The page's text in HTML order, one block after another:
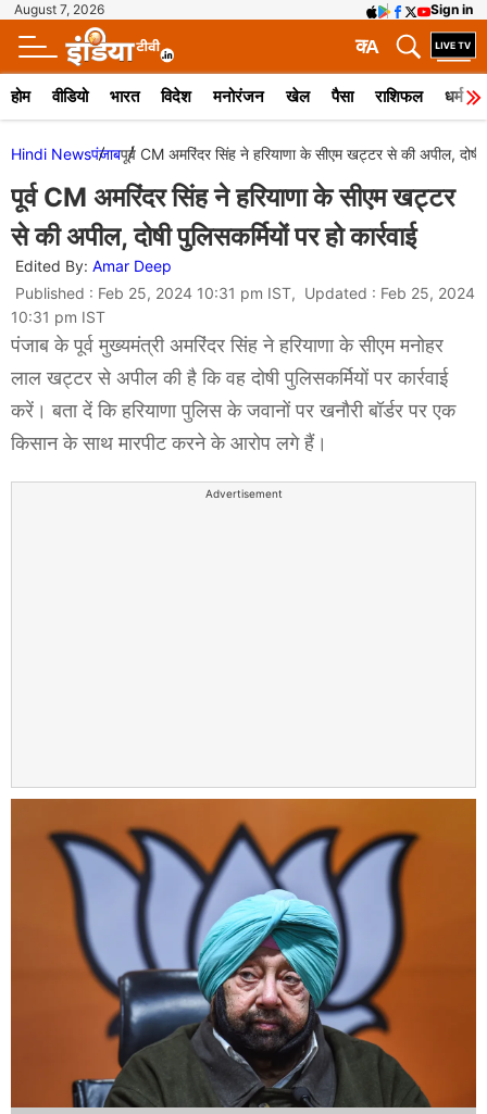
August 7, 2026 Sign in
A
क
होम वीडियो भारत विदेश मनोरंजन खेल पैसा राशिफल धर्म
Hindi Newsपंजाबपूर्व CM अमरिंदर सिंह ने हरियाणा के सीएम खट्टर से की अपील, दोषी
पूर्व CM अमरिंदर सिंह ने हरियाणा के सीएम खट्टर
से की अपील, दोषी पुलिसकर्मियों पर हो कार्रवाई
Edited By: Amar Deep
Published : Feb 25, 2024 10:31 pm IST, Updated : Feb 25, 2024
10:31 pm IST
पंजाब के पूर्व मुख्यमंत्री अमरिंदर सिंह ने हरियाणा के सीएम मनोहर
लाल खट्टर से अपील की है कि वह दोषी पुलिसकर्मियों पर कार्रवाई
करें। बता दें कि हरियाणा पुलिस के जवानों पर खनौरी बॉर्डर पर एक
किसान के साथ मारपीट करने के आरोप लगे हैं।
Advertisement